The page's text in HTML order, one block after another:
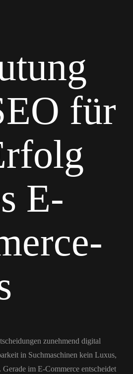
für
E-
zunehmend digital
in Suchmaschinen kein Luxus,
im E-Commerce entscheidet